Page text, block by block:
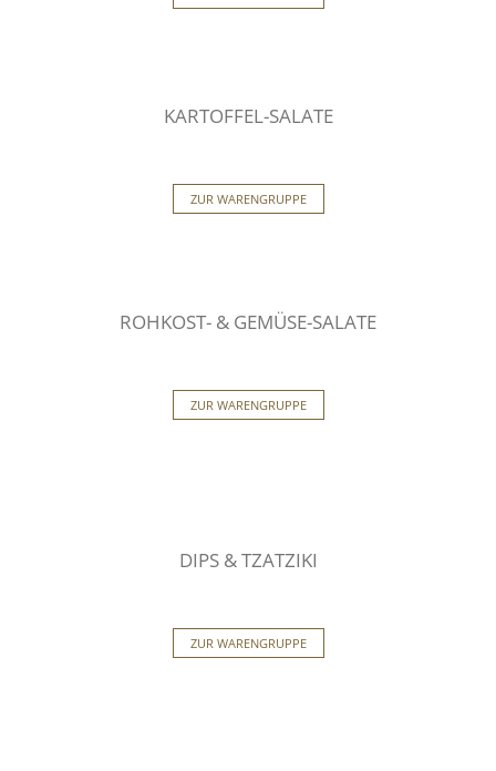
KARTOFFEL-SALATE
ZUR WARENGRUPPE
ROHKOST- & GEMÜSE-SALATE
ZUR WARENGRUPPE
DIPS & TZATZIKI
ZUR WARENGRUPPE